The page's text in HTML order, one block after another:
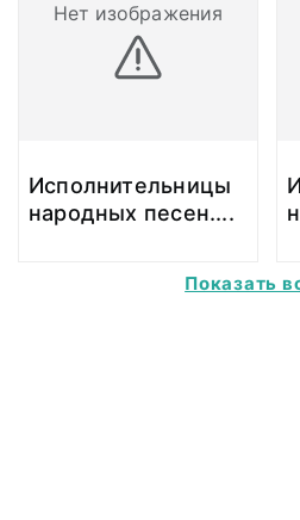
Нет изображения
Исполнительницы
народных песен....
Показать